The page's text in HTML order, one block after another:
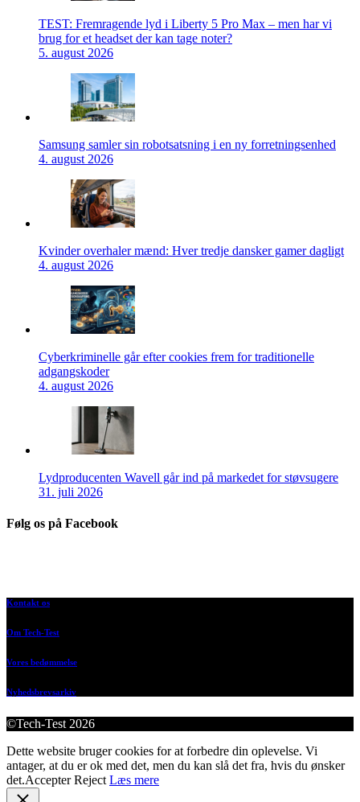
TEST: Fremragende lyd i Liberty 5 Pro Max – men har vi
brug for et headset der kan tage noter?
5. august 2026
Samsung samler sin robotsatsning i en ny forretningsenhed
4. august 2026
Kvinder overhaler mænd: Hver tredje dansker gamer dagligt
4. august 2026
Cyberkriminelle går efter cookies frem for traditionelle
adgangskoder
4. august 2026
Lydproducenten Wavell går ind på markedet for støvsugere
31. juli 2026
Følg os på Facebook
Kontakt os
Om Tech-Test
Vores bedømmelse
Nyhedsbrevsarkiv
©Tech-Test 2026
Dette website bruger cookies for at forbedre din oplevelse. Vi
antager, at du er ok med det, men du kan slå det fra, hvis du ønsker
det.Accepter Reject Læs mere